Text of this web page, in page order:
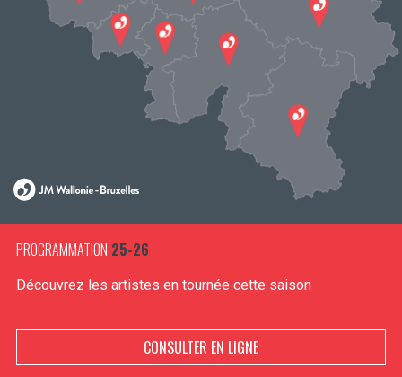
PROGRAMMATION 25-26
Découvrez les artistes en tournée cette saison
CONSULTER EN LIGNE